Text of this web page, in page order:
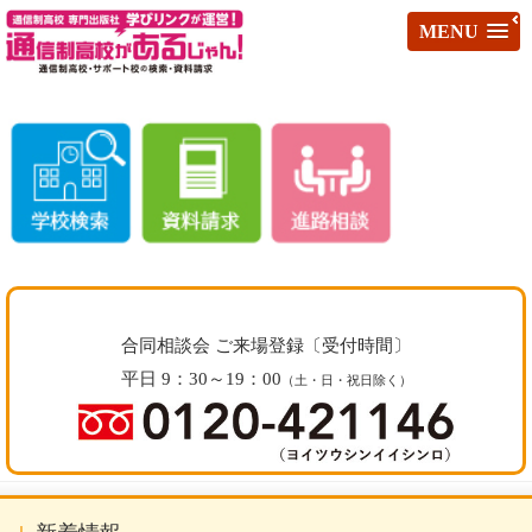
MENU
合同相談会 ご来場登録〔受付時間〕
平日 9：30～19：00 （土・日・祝日除く）